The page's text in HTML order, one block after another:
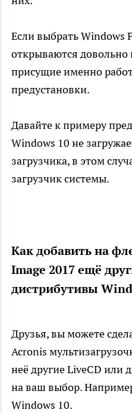
Если выбрать Windows
открываются
присущие именно
предустановки.
Давайте к примеру
Windows 10 не
загрузчика, в этом
загрузчик системы.
Как добавить на
Image 2017 ещё
дистрибутивы
Друзья, вы можете
Acronis
неё другие LiveCD или
на ваш выбор.
Windows 10.